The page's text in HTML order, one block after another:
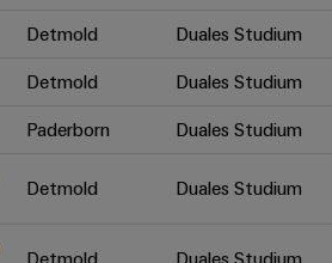
Detmold Duales Studium
Detmold Duales Studium
Paderborn Duales Studium
Detmold Duales Studium